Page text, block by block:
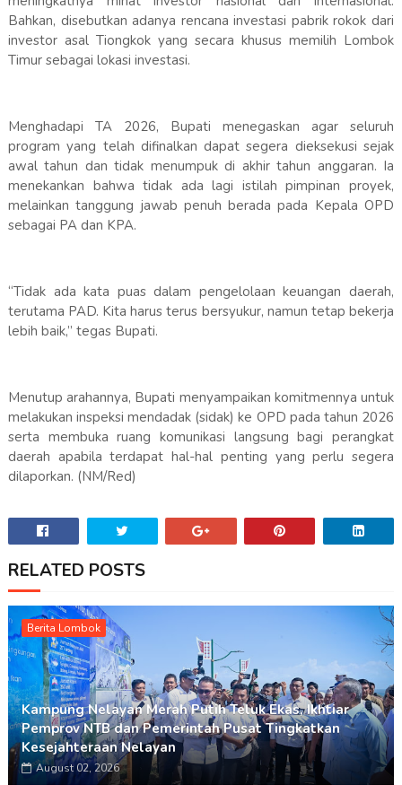
Bahkan, disebutkan adanya rencana investasi pabrik rokok dari
investor asal Tiongkok yang secara khusus memilih Lombok
Timur sebagai lokasi investasi.
Menghadapi TA 2026, Bupati menegaskan agar seluruh
program yang telah difinalkan dapat segera dieksekusi sejak
awal tahun dan tidak menumpuk di akhir tahun anggaran. Ia
menekankan bahwa tidak ada lagi istilah pimpinan proyek,
melainkan tanggung jawab penuh berada pada Kepala OPD
sebagai PA dan KPA.
“Tidak ada kata puas dalam pengelolaan keuangan daerah,
terutama PAD. Kita harus terus bersyukur, namun tetap bekerja
lebih baik,” tegas Bupati.
Menutup arahannya, Bupati menyampaikan komitmennya untuk
melakukan inspeksi mendadak (sidak) ke OPD pada tahun 2026
serta membuka ruang komunikasi langsung bagi perangkat
daerah apabila terdapat hal-hal penting yang perlu segera
dilaporkan. (NM/Red)
RELATED POSTS
Berita Lombok
Kampung Nelayan Merah Putih Teluk Ekas, Ikhtiar
Pemprov NTB dan Pemerintah Pusat Tingkatkan
Kesejahteraan Nelayan
August 02, 2026